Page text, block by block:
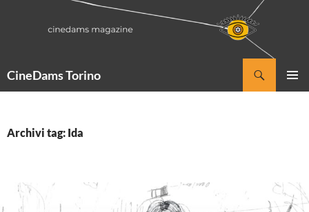
CineDams Torino
Archivi tag: Ida